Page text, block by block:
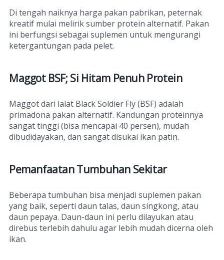
Di tengah naiknya harga pakan pabrikan, peternak
kreatif mulai melirik sumber protein alternatif. Pakan
ini berfungsi sebagai suplemen untuk mengurangi
ketergantungan pada pelet.
Maggot BSF; Si Hitam Penuh Protein
Maggot dari lalat Black Soldier Fly (BSF) adalah
primadona pakan alternatif. Kandungan proteinnya
sangat tinggi (bisa mencapai 40 persen), mudah
dibudidayakan, dan sangat disukai ikan patin.
Pemanfaatan Tumbuhan Sekitar
Beberapa tumbuhan bisa menjadi suplemen pakan
yang baik, seperti daun talas, daun singkong, atau
daun pepaya. Daun-daun ini perlu dilayukan atau
direbus terlebih dahulu agar lebih mudah dicerna oleh
ikan.